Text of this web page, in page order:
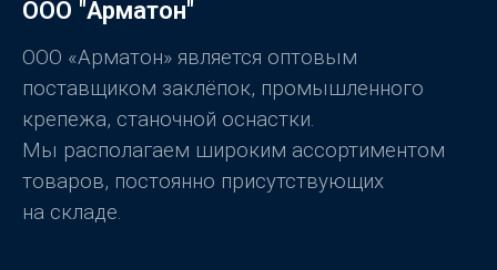
и
з
ООО "Арматон"
ООО «Арматон» является оптовым
поставщиком заклёпок, промышленного
крепежа, станочной оснастки.
Мы располагаем широким ассортиментом
товаров, постоянно присутствующих
на складе.